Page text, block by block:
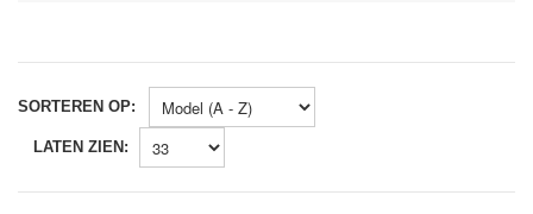
SORTEREN OP:
LATEN ZIEN: